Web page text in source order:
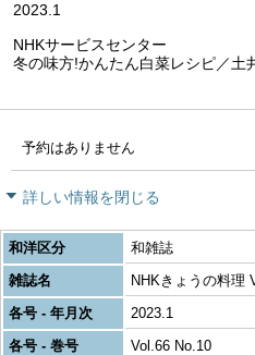
2023.1
NHKサービスセンター
冬の味方!かんたん白菜レシピ／土
予約はありません
詳しい情報を閉じる
和洋区分
和雑誌
雑誌名
NHKきょうの料理
各号 - 年月次
2023.1
各号 - 巻号
Vol.66 No.10